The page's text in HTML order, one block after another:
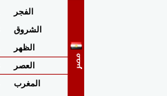
مصر
الفجر
الشروق
الظهر
العصر
المغرب